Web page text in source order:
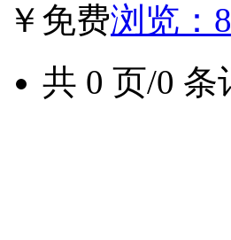
￥免费浏览：
共 0 页/0 条